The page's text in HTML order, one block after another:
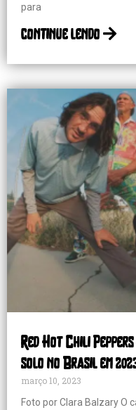
para
continue lendo
Red Hot Chili
solo no Brasil em
março 10, 2023
Foto por Clara Balzary O